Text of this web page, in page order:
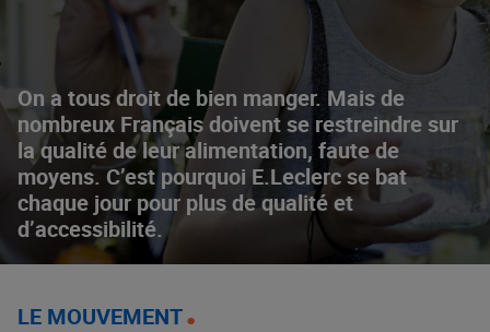
On a tous droit de bien manger. Mais de
nombreux Français doivent se restreindre sur
la qualité de leur alimentation, faute de
moyens. C’est pourquoi E.Leclerc se bat
chaque jour pour plus de qualité et
d’accessibilité.
LE MOUVEMENT